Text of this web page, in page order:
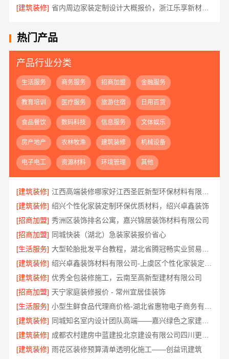
[建筑装修]
省内周边家装定制设计大概报价，浙江乐享新材料有限公司品质保障
热门产品
产品行业分类
生活服务 商务服务 招商加盟 金融服务
教育培训 医疗服务 旅游住宿 日用百货
食品餐饮 数码科技 信息服务 文体娱乐
房产地产 农林牧渔 建筑装修 机械设备
电子电工 资源材料 环境管理 其他
[建筑装修]
[建筑装修] 绍兴个性化家装定制环保优质材料，绍兴卓鑫装饰
[招商加盟] 秀洲区装饰排名公寓，嘉兴锦居装饰材料有限公司
[招商加盟] 同城快装（湖北）急装家装报价省心
[生活服务]
[建筑装修]
[建筑装修] 优秀全包装修施工，云南至高新型建材有限公司
[招商加盟] 天宁家庭装修报价 - 常州宜居佳装饰
[生活服务]
[建筑装修]
同城知名室内设计团队高端——嘉兴绿色之家建材科技
[建筑装修]
[建筑装修] 雨花区装修预算清单透明化施工——创益讯建筑